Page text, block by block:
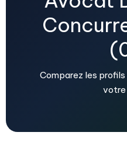
Comparez les
votre